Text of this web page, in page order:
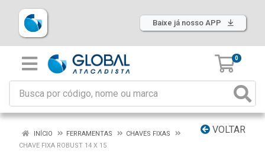
Baixe já nosso APP
0
VOLTAR
INÍCIO FERRAMENTAS
CHAVES FIXAS
CHAVE FIXA ROBUST 14 X 15